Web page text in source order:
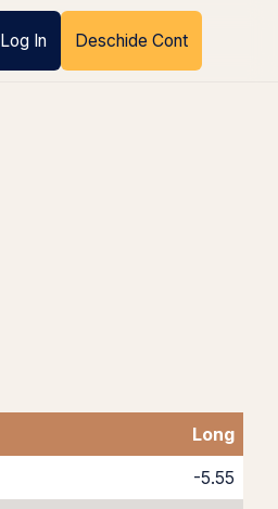
Log In Deschide Cont
Long
-5.55